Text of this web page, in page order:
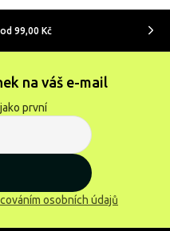
99,00 Kč
na váš e-mail
první
osobních údajů